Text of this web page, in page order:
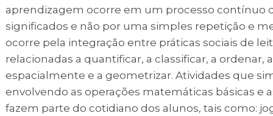
aprendizagem ocorre em um processo contínuo
significados e não por uma simples repetição e
ocorre pela integração entre práticas sociais de
relacionadas a quantificar, a classificar, a ordenar,
espacialmente e a geometrizar. Atividades que
envolvendo as operações matemáticas básicas e
fazem parte do cotidiano dos alunos, tais como: